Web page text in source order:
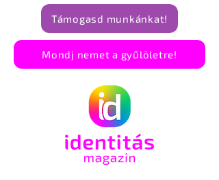
Támogasd munkánkat!
Mondj nemet a gyűlöletre!